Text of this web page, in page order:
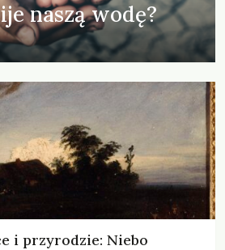
naszą wodę?
i przyrodzie: Niebo